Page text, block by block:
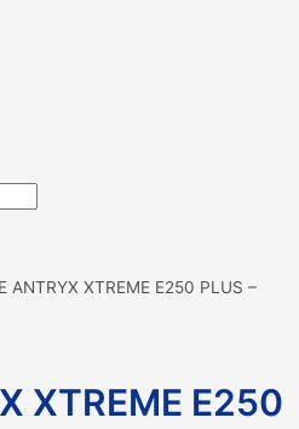
ANTRYX XTREME E250 PLUS –
XTREME E250